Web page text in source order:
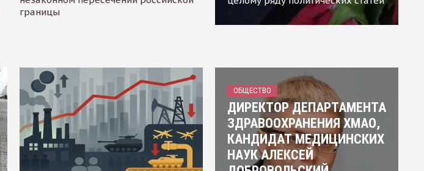
границы
ОБЩЕСТВО
ДИРЕКТОР ДЕПАРТАМЕНТА
ЗДРАВООХРАНЕНИЯ ХМАО,
КАНДИДАТ МЕДИЦИНСКИХ
НАУК АЛЕКСЕЙ